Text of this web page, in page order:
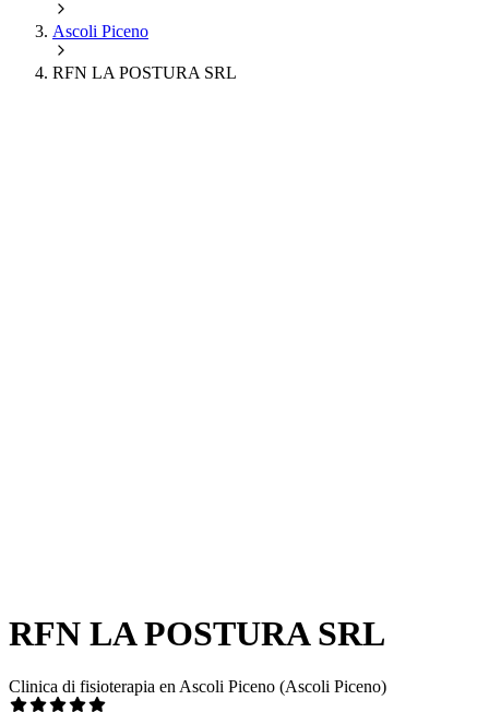
Ascoli Piceno
RFN LA POSTURA SRL
RFN LA POSTURA SRL
Clinica di fisioterapia en Ascoli Piceno (Ascoli Piceno)